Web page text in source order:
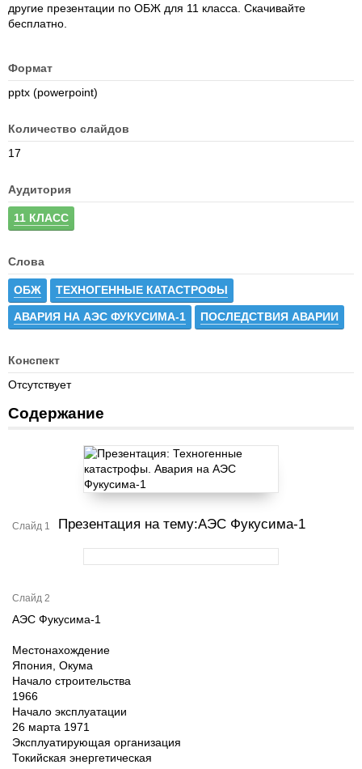
другие презентации по ОБЖ для 11 класса. Скачивайте
бесплатно.
Формат
pptx (powerpoint)
Количество слайдов
17
Аудитория
11 КЛАСС
Слова
ОБЖ ТЕХНОГЕННЫЕ КАТАСТРОФЫ
АВАРИЯ НА АЭС ФУКУСИМА-1 ПОСЛЕДСТВИЯ АВАРИИ
Конспект
Отсутствует
Содержание
Слайд 1 Презентация на тему:АЭС Фукусима-1
Слайд 2
АЭС Фукусима-1
Местонахождение
Япония, Окума
Начало строительства
1966
Начало эксплуатации
26 марта 1971
Эксплуатирующая организация
Токийская энергетическая